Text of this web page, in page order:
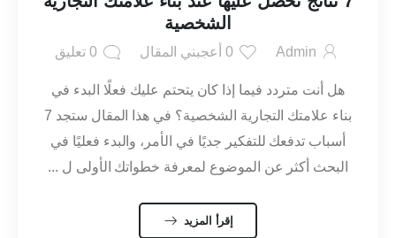
الشخصية
Admin
0أعجبني المقال 0 تعليق
هل أنت متردد فيما إذا كان يتحتم عليك فعلًا البدء في
بناء علامتك التجارية الشخصية؟ في هذا المقال ستجد 7
أسباب تدفعك للتفكير جديًا في الأمر، والبدء فعليًا في
البحث أكثر عن الموضوع لمعرفة خطواتك الأولى ل ...
إقرأ المزيد